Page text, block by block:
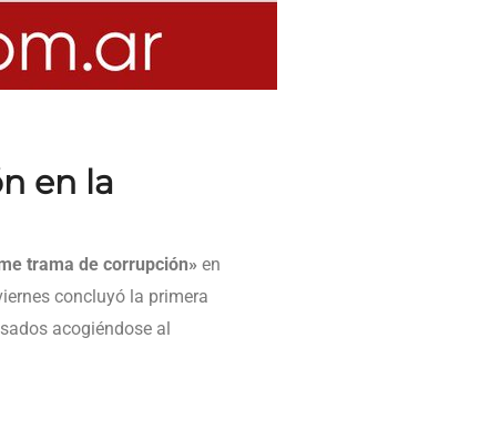
en la
trama de corrupción» en
concluyó la primera
acogiéndose al